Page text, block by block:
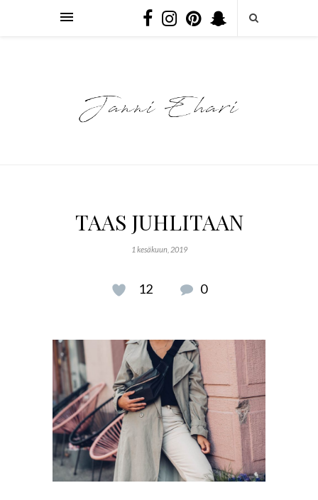
TAAS JUHLITAAN
1 kesäkuun, 2019
12 0